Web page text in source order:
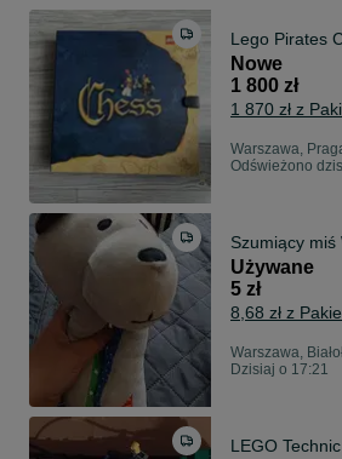
Lego Pirates
Nowe
1 800 zł
1 870 zł z
Warszawa,
Odświeżono
Szumiący miś
Używane
5 zł
8,68 zł z
Warszawa,
Dzisiaj o 17:21
LEGO